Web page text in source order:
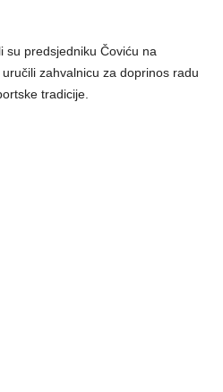
su predsjedniku Čoviću na
zahvalnicu za doprinos radu
tradicije.